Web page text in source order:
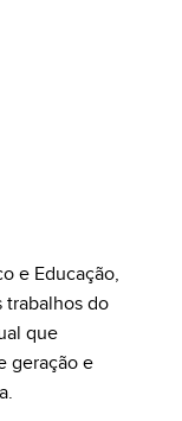
e Educação,
trabalhos do
que
geração e